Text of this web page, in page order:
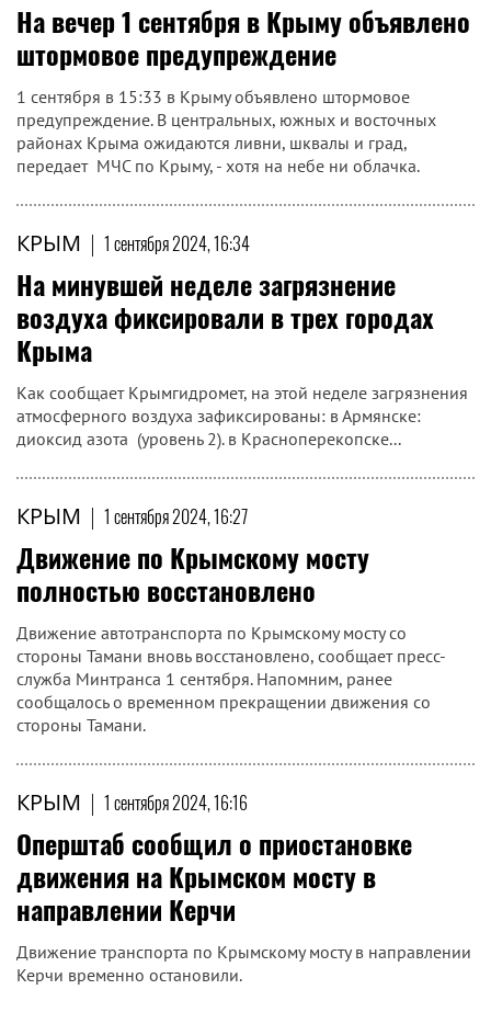
На вечер 1 сентября в Крыму объявлено
штормовое предупреждение
1 сентября в 15:33 в Крыму объявлено штормовое
предупреждение. В центральных, южных и восточных
районах Крыма ожидаются ливни, шквалы и град,
передает МЧС по Крыму, - хотя на небе ни облачка.
КРЫМ | 1 сентября 2024, 16:34
На минувшей неделе загрязнение
воздуха фиксировали в трех городах
Крыма
Как сообщает Крымгидромет, на этой неделе загрязнения
атмосферного воздуха зафиксированы: в Армянске:
диоксид азота (уровень 2). в Красноперекопске...
КРЫМ | 1 сентября 2024, 16:27
Движение по Крымскому мосту
полностью восстановлено
Движение автотранспорта по Крымскому мосту со
стороны Тамани вновь восстановлено, сообщает пресс-
служба Минтранса 1 сентября. Напомним, ранее
сообщалось о временном прекращении движения со
стороны Тамани.
КРЫМ | 1 сентября 2024, 16:16
Оперштаб сообщил о приостановке
движения на Крымском мосту в
направлении Керчи
Движение транспорта по Крымскому мосту в направлении
Керчи временно остановили.